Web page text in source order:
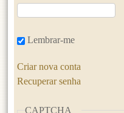
Lembrar-me
Criar nova conta
Recuperar senha
CAPTCHA